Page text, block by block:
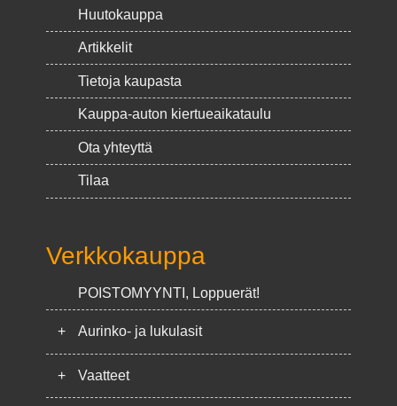
Huutokauppa
Artikkelit
Tietoja kaupasta
Kauppa-auton kiertueaikataulu
Ota yhteyttä
Tilaa
Verkkokauppa
POISTOMYYNTI, Loppuerät!
+ Aurinko- ja lukulasit
+ Vaatteet